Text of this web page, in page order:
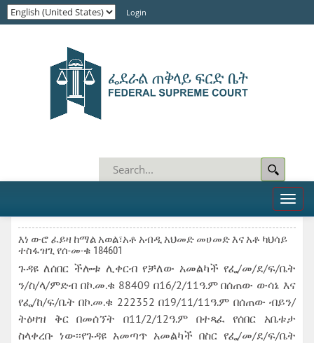
Login
Toggle
እነ ወ-ሮ ፈይዛ ከማል አወል፣አቶ አብዲ አህመድ መሀመድ እና አቶ ካህሳይ
ተስፋዝጊ የሰ-መ-ቁ 184601
ጉዳዩ ለሰበር ችሎቱ ሊቀርብ የቻለው አመልካች የፌ/መ/ደ/ፍ/ቤት
ን/ስ/ላ/ምድብ በኮ.መ.ቁ 88409 በ16/2/11ዓ.ም በሰጠው ውሳኔ እና
የፌ/ከ/ፍ/ቤት በኮ.መ.ቁ 222352 በ19/11/11ዓ.ም በሰጠው ብይን/
ትዕዛዝ ቅር በመሰኘት በ11/2/12ዓ.ም በተጻፈ የሰበር አቤቱታ
ስላቀረቡ ነው፡፡የጉዳዩ አመጣጥ አመልካች በስር የፌ/መ/ደ/ፍ/ቤት